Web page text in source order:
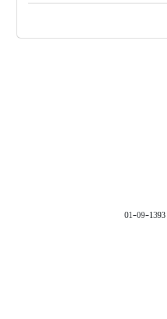
1393-09-01